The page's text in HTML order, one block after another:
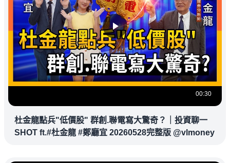
00:30
杜金龍點兵"低價股" 群創.聯電寫大驚奇？｜投資聊一
SHOT ft.#杜金龍 #鄭廳宜 20260528完整版 @vlmoney